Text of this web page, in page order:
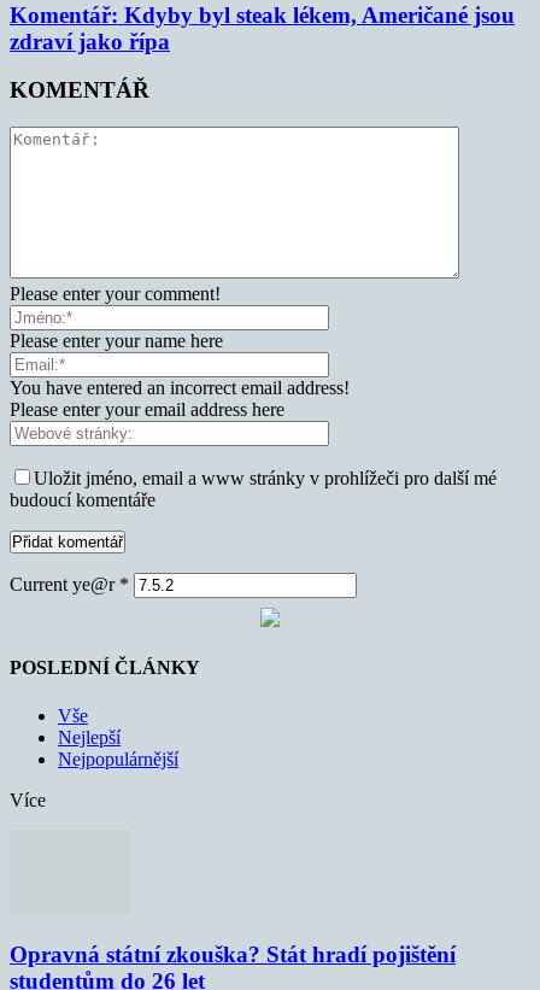
Komentář: Kdyby byl steak lékem, Američané jsou
zdraví jako řípa
KOMENTÁŘ
Please enter your comment!
Please enter your name here
You have entered an incorrect email address!
Please enter your email address here
Uložit jméno, email a www stránky v prohlížeči pro další mé
budoucí komentáře
Current ye@r *
POSLEDNÍ ČLÁNKY
Vše
Nejlepší
Nejpopulárnější
Více
Opravná státní zkouška? Stát hradí pojištění
studentům do 26 let